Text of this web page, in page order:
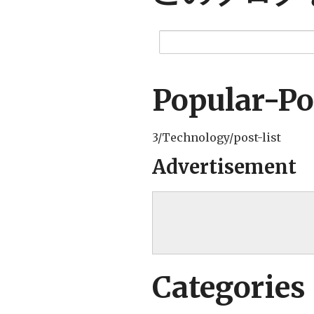
Popular-
3/Technology/post-list
Advertisement
Categories